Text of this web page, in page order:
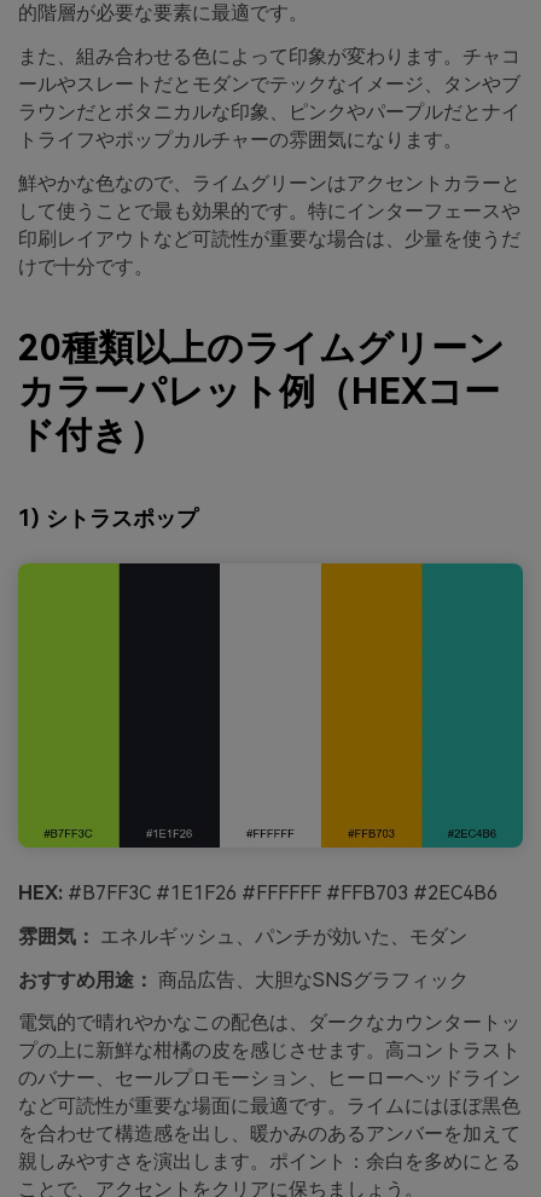
的階層が必要な要素に最適です。
また、組み合わせる色によって印象が変わります。チャコ
ールやスレートだとモダンでテックなイメージ、タンやブ
ラウンだとボタニカルな印象、ピンクやパープルだとナイ
トライフやポップカルチャーの雰囲気になります。
鮮やかな色なので、ライムグリーンはアクセントカラーと
して使うことで最も効果的です。特にインターフェースや
印刷レイアウトなど可読性が重要な場合は、少量を使うだ
けで十分です。
20種類以上のライムグリーン
カラーパレット例（HEXコー
ド付き）
1) シトラスポップ
HEX: #B7FF3C #1E1F26 #FFFFFF #FFB703 #2EC4B6
雰囲気： エネルギッシュ、パンチが効いた、モダン
おすすめ用途： 商品広告、大胆なSNSグラフィック
電気的で晴れやかなこの配色は、ダークなカウンタートッ
プの上に新鮮な柑橘の皮を感じさせます。高コントラスト
のバナー、セールプロモーション、ヒーローヘッドライン
など可読性が重要な場面に最適です。ライムにはほぼ黒色
を合わせて構造感を出し、暖かみのあるアンバーを加えて
親しみやすさを演出します。ポイント：余白を多めにとる
ことで、アクセントをクリアに保ちましょう。